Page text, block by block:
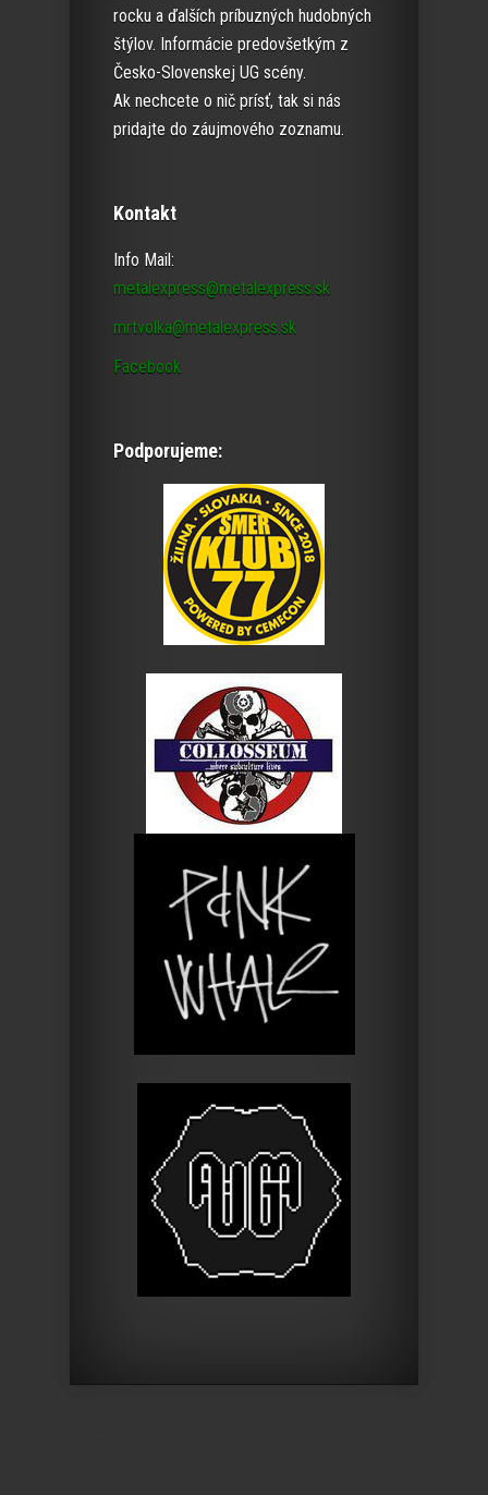
rocku a ďalších príbuzných hudobných
štýlov. Informácie predovšetkým z
Česko-Slovenskej UG scény.
Ak nechcete o nič prísť, tak si nás
pridajte do záujmového zoznamu.
Kontakt
Info Mail:
metalexpress@metalexpress.sk
mrtvolka@metalexpress.sk
Facebook
Podporujeme: